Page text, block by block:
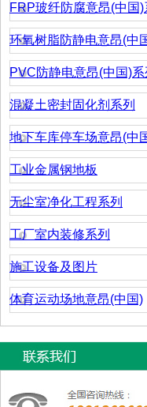
FRP玻纤防腐意昂(中国)
环氧树脂防静电意昂(中
PVC防静电意昂(中国)系
混凝土密封固化剂系列
地下车库停车场意昂(中
工业金属钢地板
无尘室净化工程系列
工厂室内装修系列
施工设备及图片
体育运动场地意昂(中国)